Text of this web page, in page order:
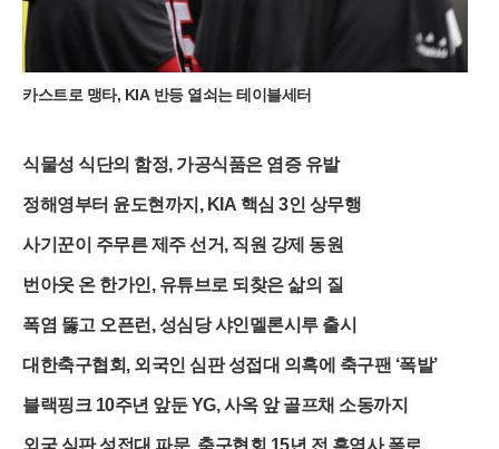
복잡한 절차 대신 가벼운 등산화와 카메라를 챙겨 강원도의 깊은
산속으로 향하고 있다.
카스트로 맹타, KIA 반등 열쇠는 테이블세터
식물성 식단의 함정, 가공식품은 염증 유발
정해영부터 윤도현까지, KIA 핵심 3인 상무행
사기꾼이 주무른 제주 선거, 직원 강제 동원
번아웃 온 한가인, 유튜브로 되찾은 삶의 질
폭염 뚫고 오픈런, 성심당 샤인멜론시루 출시
대한축구협회, 외국인 심판 성접대 의혹에 축구팬 ‘폭발’
블랙핑크 10주년 앞둔 YG, 사옥 앞 골프채 소동까지
외국 심판 성접대 파문, 축구협회 15년 전 흑역사 폭로